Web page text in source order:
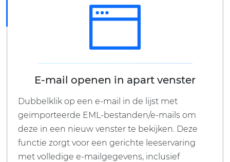
E-mail openen in apart venster
Dubbelklik op een e-mail in de lijst met
geïmporteerde EML-bestanden/e-mails om
deze in een nieuw venster te bekijken. Deze
functie zorgt voor een gerichte leeservaring
met volledige e-mailgegevens, inclusief